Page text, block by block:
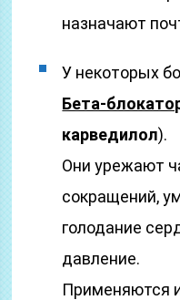
назначают
У некоторых
Бета-
карведилол).
Они урежают
сокращений,
голодание
давление.
Применяются